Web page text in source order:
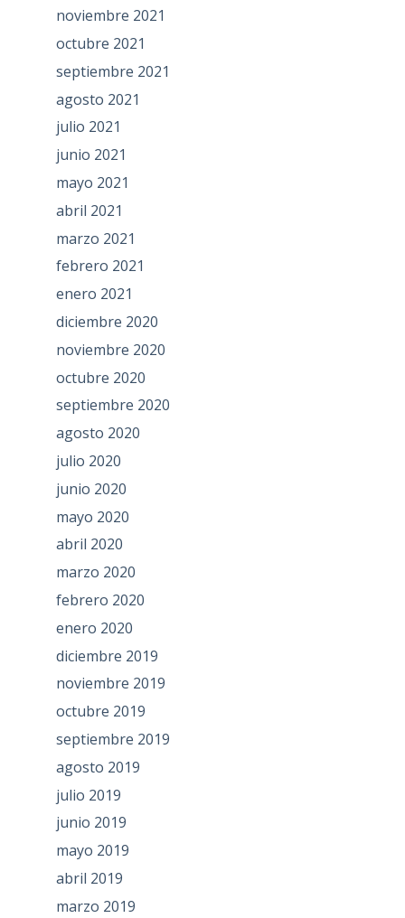
noviembre 2021
octubre 2021
septiembre 2021
agosto 2021
julio 2021
junio 2021
mayo 2021
abril 2021
marzo 2021
febrero 2021
enero 2021
diciembre 2020
noviembre 2020
octubre 2020
septiembre 2020
agosto 2020
julio 2020
junio 2020
mayo 2020
abril 2020
marzo 2020
febrero 2020
enero 2020
diciembre 2019
noviembre 2019
octubre 2019
septiembre 2019
agosto 2019
julio 2019
junio 2019
mayo 2019
abril 2019
marzo 2019